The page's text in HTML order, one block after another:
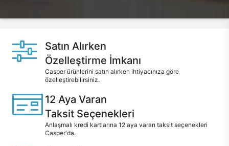
Satın Alırken
Özelleştirme İmkanı
Casper ürünlerini satın alırken ihtiyacınıza göre
özelleştirebilirsiniz.
12 Aya Varan
Taksit Seçenekleri
Anlaşmalı kredi kartlarına 12 aya varan taksit seçenekleri
Casper'da.